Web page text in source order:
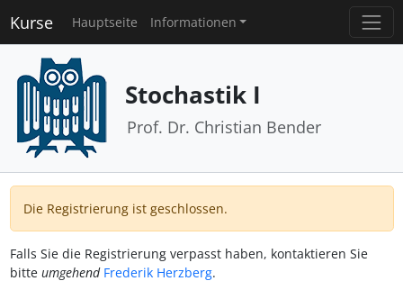
Kurse Hauptseite Informationen
Stochastik I
Prof. Dr. Christian Bender
Die Registrierung ist geschlossen.
Falls Sie die Registrierung verpasst haben, kontaktieren Sie
bitte umgehend Frederik Herzberg.